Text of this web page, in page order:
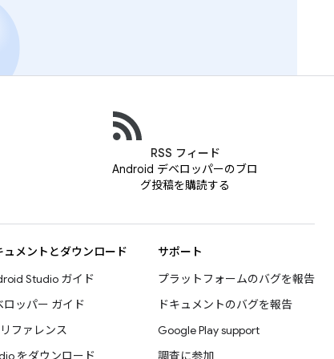
RSS フィード
Android デベロッパーのブロ
グ投稿を購読する
ュメントとダウンロード
Studio ガイド
ロッパー ガイド
ファレンス
をダウンロード
サポート
プラットフォームのバグを報告
ドキュメントのバグを報告
Google Play support
調査に参加